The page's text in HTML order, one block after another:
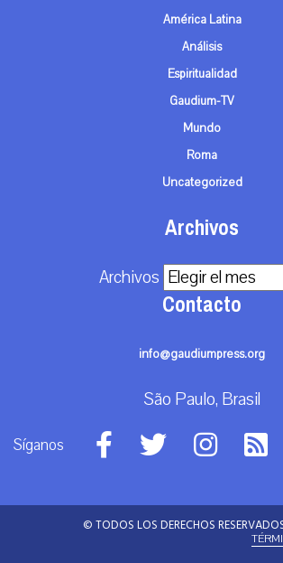
América Latina
Análisis
Espiritualidad
Gaudium-TV
Mundo
Roma
Uncategorized
Archivos
Archivos
Contacto
info@gaudiumpress.org
São Paulo, Brasil
Síganos
© TODOS LOS DERECHOS